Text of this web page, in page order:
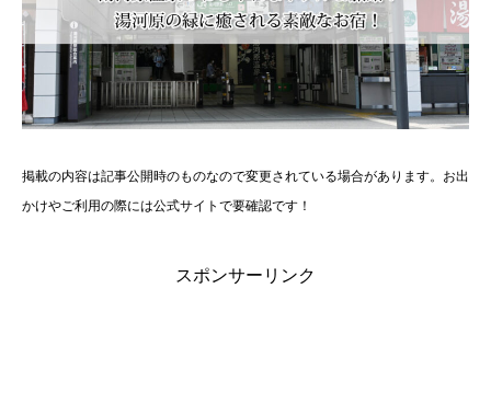
掲載の内容は記事公開時のものなので変更されている場合があります。お出
かけやご利用の際には公式サイトで要確認です！
スポンサーリンク